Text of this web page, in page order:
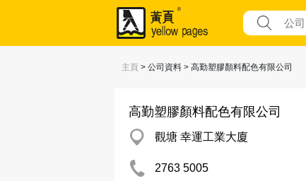
主頁 > 公司資料 > 高勤塑膠顏料配色有限公司
高勤塑膠顏料配色有限公司
觀塘 幸運工業大廈
2763 5005